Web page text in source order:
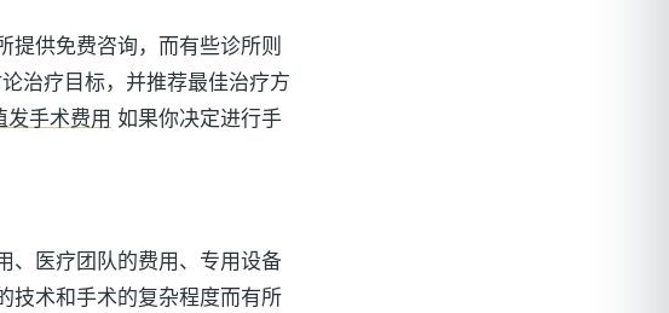
提供免费咨询，而有些诊所则
治疗目标，并推荐最佳治疗方
发手术费用 如果你决定进行手
、医疗团队的费用、专用设备
技术和手术的复杂程度而有所